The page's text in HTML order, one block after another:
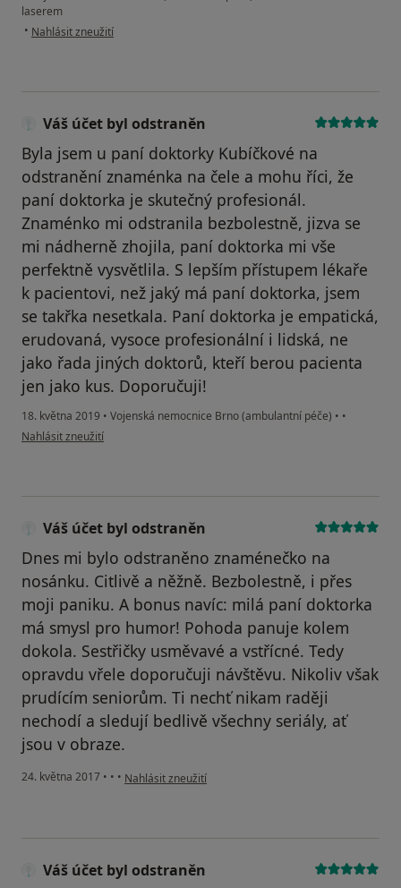
laserem
• podle názoru uživatele LD
Nahlásit zneužití
Váš účet byl odstraněn
Byla jsem u paní doktorky Kubíčkové na
odstranění znaménka na čele a mohu říci, že
paní doktorka je skutečný profesionál.
Znaménko mi odstranila bezbolestně, jizva se
mi nádherně zhojila, paní doktorka mi vše
perfektně vysvětlila. S lepším přístupem lékaře
k pacientovi, než jaký má paní doktorka, jsem
se takřka nesetkala. Paní doktorka je empatická,
erudovaná, vysoce profesionální i lidská, ne
jako řada jiných doktorů, kteří berou pacienta
jen jako kus. Doporučuji!
18. května 2019 • Vojenská nemocnice Brno (ambulantní péče) • •
podle názoru uživatele Váš účet byl odstraněn
Nahlásit zneužití
Váš účet byl odstraněn
Dnes mi bylo odstraněno znaménečko na
nosánku. Citlivě a něžně. Bezbolestně, i přes
moji paniku. A bonus navíc: milá paní doktorka
má smysl pro humor! Pohoda panuje kolem
dokola. Sestřičky usměvavé a vstřícné. Tedy
opravdu vřele doporučuji návštěvu. Nikoliv však
prudícím seniorům. Ti nechť nikam raději
nechodí a sledují bedlivě všechny seriály, ať
jsou v obraze.
24. května 2017 • • • podle názoru uživatele Váš účet byl odstraněn
Nahlásit zneužití
Váš účet byl odstraněn